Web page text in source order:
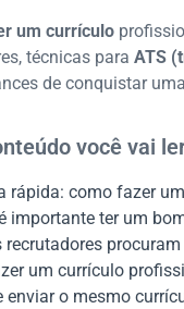
um currículo
técnicas para ATS
de conquistar uma
você vai
rápida: como fazer
importante ter um
recrutadores
um currículo
enviar o mesmo